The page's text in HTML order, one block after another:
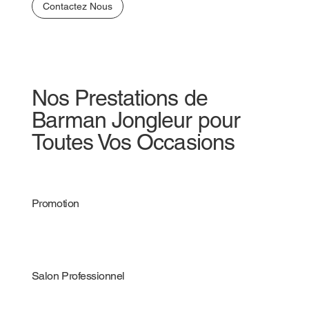
Contactez Nous
Nos Prestations de
Barman Jongleur pour
Toutes Vos Occasions
Promotion
Salon Professionnel